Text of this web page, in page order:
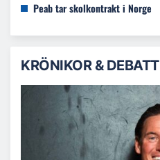
Peab tar skolkontrakt i Norge
KRÖNIKOR & DEBATT